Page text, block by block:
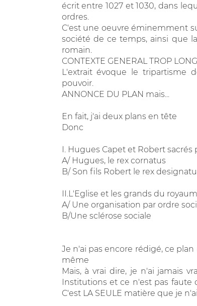
écrit entre 1027 et 1030, dans
ordres.
C'est une oeuvre éminemment
société de ce temps, ainsi que
romain.
CONTEXTE GENERAL TROP LONG
L'extrait évoque le tripartisme
pouvoir.
ANNONCE DU PLAN mais...
En fait, j'ai deux plans en tête
Donc
I. Hugues Capet et Robert sacrés
A/ Hugues, le rex cornatus
B/ Son fils Robert le rex
II.L'Eglise et les grands du
A/ Une organisation par ordre
B/Une sclérose sociale
Je n'ai pas encore rédigé, ce
même
Mais, à vrai dire, je n'ai jamais
Institutions et ce n'est pas faute
C'est LA SEULE matière que je